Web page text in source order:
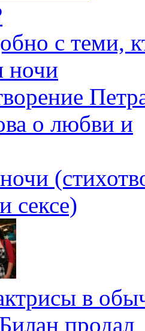
с теми,
сексе)
в